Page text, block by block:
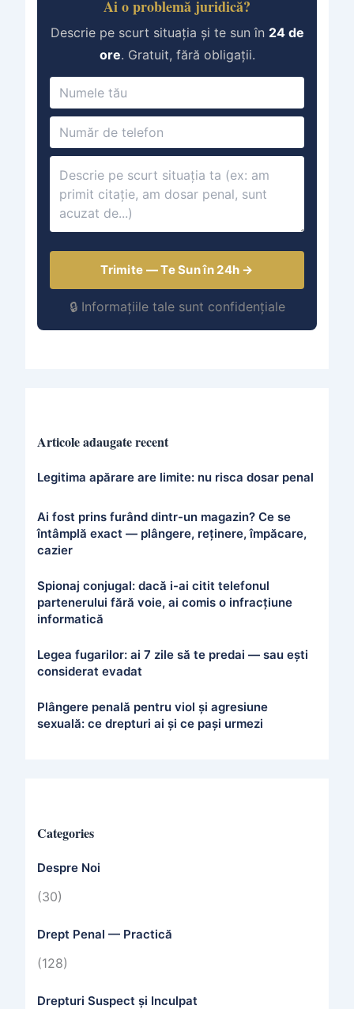
Ai o problemă juridică?
Descrie pe scurt situația și te sun în 24 de
ore. Gratuit, fără obligații.
Trimite — Te Sun în 24h →
🔒 Informațiile tale sunt confidențiale
Articole adaugate recent
Legitima apărare are limite: nu risca dosar penal
Ai fost prins furând dintr-un magazin? Ce se
întâmplă exact — plângere, reținere, împăcare,
cazier
Spionaj conjugal: dacă i-ai citit telefonul
partenerului fără voie, ai comis o infracțiune
informatică
Legea fugarilor: ai 7 zile să te predai — sau ești
considerat evadat
Plângere penală pentru viol și agresiune
sexuală: ce drepturi ai și ce pași urmezi
Categories
Despre Noi
(30)
Drept Penal — Practică
(128)
Drepturi Suspect și Inculpat